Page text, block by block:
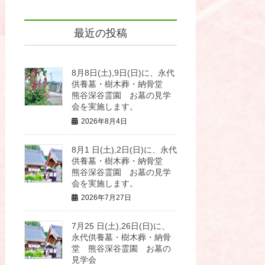
最近の投稿
8月8日(土),9日(日)に、永代
供養墓・樹木葬・納骨堂
熊谷深谷霊園 お墓の見学
会を実施します。
2026年8月4日
8月1 日(土),2日(日)に、永代
供養墓・樹木葬・納骨堂
熊谷深谷霊園 お墓の見学
会を実施します。
2026年7月27日
7月25 日(土),26日(日)に、
永代供養墓・樹木葬・納骨
堂 熊谷深谷霊園 お墓の
見学会